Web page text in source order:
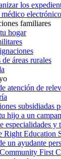
los
electrónico
familiares
hogar
áreas rurales
atención de
subsidiadas
hijo a un
especialidades y
Right Education
un ayudante
First